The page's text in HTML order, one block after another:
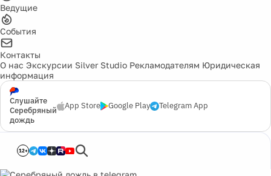
Ведущие
События
Контакты
О нас Экскурсии Silver Studio Рекламодателям Юридическая
информация
Слушайте
Серебряный
дождь
App Store Google Play Telegram App
12+